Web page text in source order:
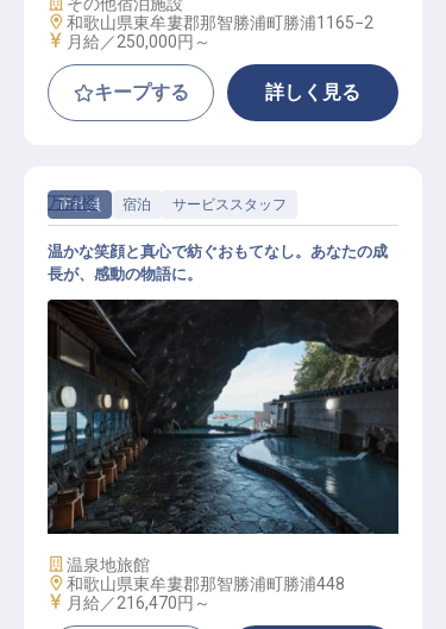
勤務地
和歌山県東牟婁郡那智勝浦町勝浦1165−2
給与
月給／250,000円～
キープする 詳しく見る
正社員 宿泊 サービススタッフ
総合職
万清楼
温かな笑顔と真心で紡ぐおもてなし。あなたの成
長が、感動の物語に。
施設業態
温泉地旅館
勤務地
和歌山県東牟婁郡那智勝浦町勝浦448
給与
月給／216,470円～